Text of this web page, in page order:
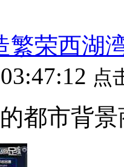
繁荣西湖
点
都市背